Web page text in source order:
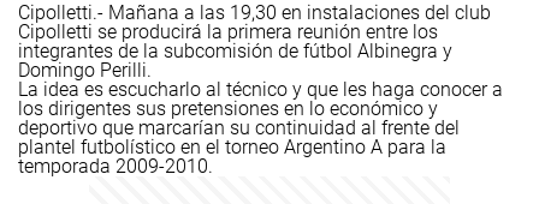
Cipolletti.- Mañana a las 19,30 en instalaciones del club
Cipolletti se producirá la primera reunión entre los
integrantes de la subcomisión de fútbol Albinegra y
Domingo Perilli.
La idea es escucharlo al técnico y que les haga conocer a
los dirigentes sus pretensiones en lo económico y
deportivo que marcarían su continuidad al frente del
plantel futbolístico en el torneo Argentino A para la
temporada 2009-2010.